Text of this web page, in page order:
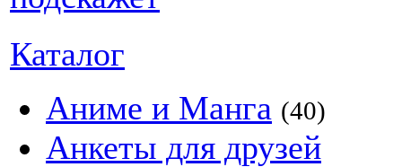
Каталог
Аниме и Манга (40)
Анкеты для друзей